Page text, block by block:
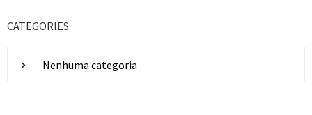
CATEGORIES
Nenhuma categoria